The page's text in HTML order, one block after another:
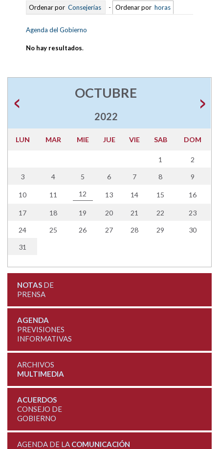
Ordenar por Consejerías - Ordenar por horas
Agenda del Gobierno
No hay resultados.
OCTUBRE
2022
LUN MAR MIE JUE VIE SAB DOM
1 2
3 4 5 6 7 8 9
10 11 12 13 14 15 16
17 18 19 20 21 22 23
24 25 26 27 28 29 30
31
NOTASDE
PRENSA
AGENDA
PREVISIONES
INFORMATIVAS
ARCHIVOS
MULTIMEDIA
ACUERDOS
CONSEJO DE
GOBIERNO
AGENDA DE LA COMUNICACIÓN